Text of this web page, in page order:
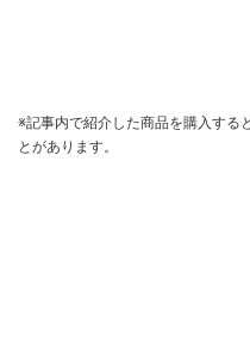
※記事内で紹介した商品を購入する
とがあります。